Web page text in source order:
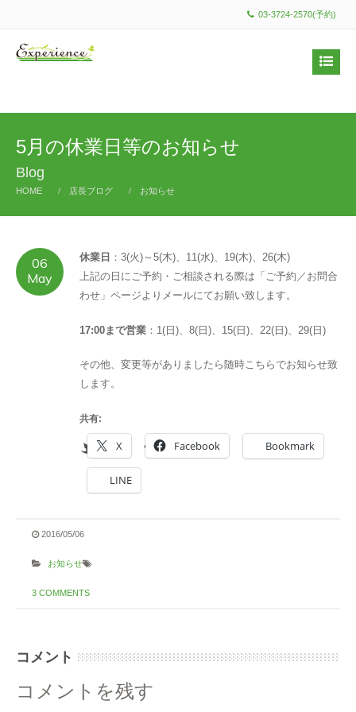
03-3724-2570(予約)
5月の休業日等のお知らせ
Blog
HOME 店長ブログ お知らせ
06
May
休業日 ：3(火)～5(木)、11(水)、19(木)、26(木)
上記の日にご予約・ご相談される際は「ご予約／お問合
わせ」ページよりメールにてお願い致します。
17:00まで営業 ：1(日)、8(日)、15(日)、22(日)、29(日)
その他、変更等がありましたら随時こちらでお知らせ致
します。
共有:
X Facebook Bookmark
LINE
2016/05/06
お知らせ
3 COMMENTS
コメント
コメントを残す